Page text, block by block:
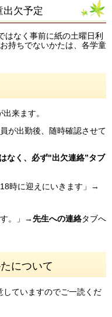
欠予定
なく事前に紙の土曜日利
持ちでないかたは、各学童
来ます。
が出勤後、随時確認させて
なく、必ず"出欠連絡”タブ
時に迎えにいきます」→
す。」→先生への連絡タブへ
について
ていますのでご一読くだ